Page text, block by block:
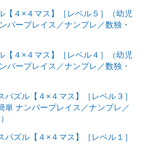
【４×４マス】［レベル５］（幼児
バープレイス／ナンプレ／数独・
【４×４マス】［レベル４］（幼児
バープレイス／ナンプレ／数独・
パズル【４×４マス】［レベル３］
単 ナンバープレイス／ナンプレ／
パズル【４×４マス】［レベル１］